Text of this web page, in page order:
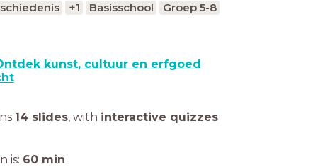
+1 Basisschool Groep 5-8
kunst, cultuur en erfgoed
14 slides, with interactive quizzes
is: 60 min